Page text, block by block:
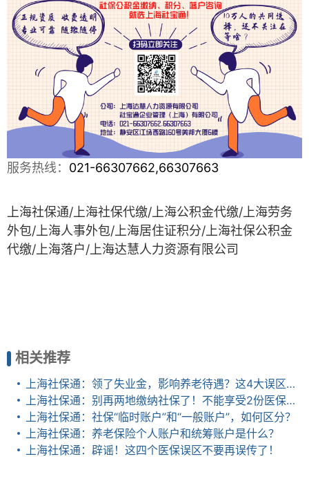
服务热线： 021-66307662,66307663
上海社保通/上海社保代缴/上海公积金代缴/上海劳务
外包/上海人事外包/上海居住证积分/上海社保公积金
代缴/上海落户/上海达慧人力资源有限公司
相关推荐
上海社保通：领了失业金，影响养老待遇？这4大误区，不搞清楚就亏了
上海社保通：别再两地缴纳社保了！不能享受2份医保报销和养老金！
上海社保通：社保“临时账户”和“一般账户”，如何区分？
上海社保通：养老保险个人账户和统筹账户是什么？
上海社保通：辟谣！这四个医保误区不要再误传了！